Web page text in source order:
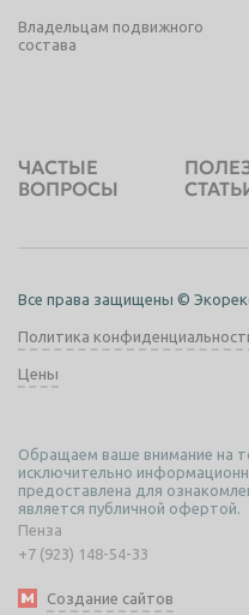
Владельцам подвижного
состава
ЧАСТЫЕ
ВОПРОСЫ
Все права защищены ©
Политика
Цены
Обращаем ваше внимание на
исключительно
предоставлена для
является публичной офертой.
Пенза
+7 (923) 148-54-33
Создание сайтов